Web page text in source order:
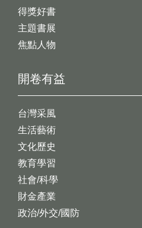
開卷有益
台灣采風
生活藝術
文化歷史
教育學習
社會/科學
財金產業
政治/外交/國防
得獎好書
主題書展
焦點人物